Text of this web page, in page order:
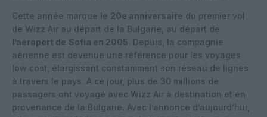
Cette année marque le 20e anniversaire du premier vol
de Wizz Air au départ de la Bulgarie, au départ de
l’aéroport de Sofia en 2005. Depuis, la compagnie
aérienne est devenue une référence pour les voyages
low cost, élargissant constamment son réseau de lignes
à travers le pays. À ce jour, plus de 30 millions de
passagers ont voyagé avec Wizz Air à destination et en
provenance de la Bulgarie. Avec l’annonce d’aujourd’hui,